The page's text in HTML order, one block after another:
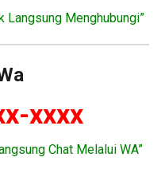
Langsung Menghubungi”
xxxx
Chat Melalui WA”